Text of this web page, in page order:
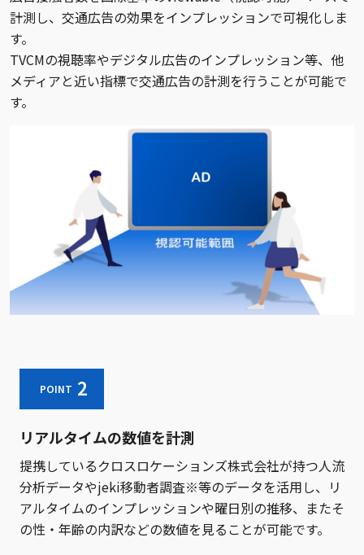
計測し、交通広告の効果をインプレッションで可視化しま
す。
TVCMの視聴率やデジタル広告のインプレッション等、他
メディアと近い指標で交通広告の計測を行うことが可能で
す。
POINT 2
リアルタイムの数値を計測
提携しているクロスロケーションズ株式会社が持つ人流
分析データやjeki移動者調査※等のデータを活用し、リ
アルタイムのインプレッションや曜日別の推移、またそ
の性・年齢の内訳などの数値を見ることが可能です。